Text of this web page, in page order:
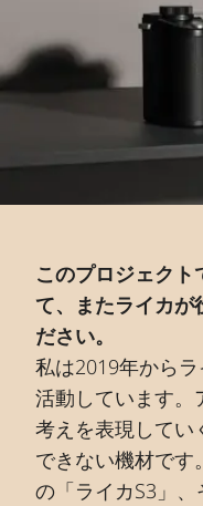
このプロジェク
て、またライカが
ださい。
私は2019年から
活動しています。
考えを表現してい
できない機材です
の「ライカS3」